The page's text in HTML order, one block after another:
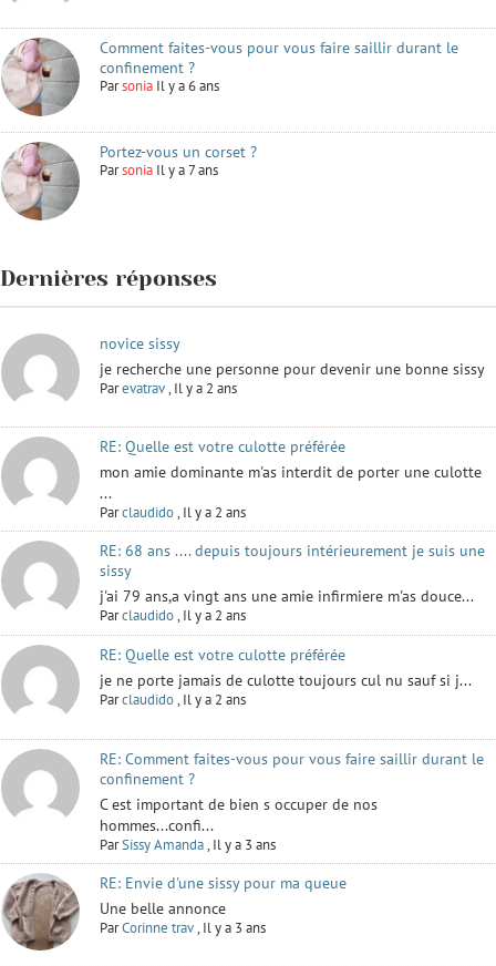
Comment faites-vous pour vous faire saillir durant le
confinement ?
Parsonia Il y a 6 ans
Portez-vous un corset ?
Parsonia Il y a 7 ans
Dernières réponses
novice sissy
je recherche une personne pour devenir une bonne sissy
Parevatrav, Il y a 2 ans
RE: Quelle est votre culotte préférée
mon amie dominante m'as interdit de porter une culotte
...
Parclaudido,Il y a 2 ans
RE: 68 ans .... depuis toujours intérieurement je suis une
sissy
j'ai 79 ans,a vingt ans une amie infirmiere m'as douce...
Parclaudido,Il y a 2 ans
RE: Quelle est votre culotte préférée
je ne porte jamais de culotte toujours cul nu sauf si j...
Parclaudido, Il y a 2 ans
RE: Comment faites-vous pour vous faire saillir durant le
confinement ?
C est important de bien s occuper de nos
hommes...confi...
ParSissy Amanda, Il y a 3 ans
RE: Envie d'une sissy pour ma queue
Une belle annonce
ParCorinne trav, Il y a 3 ans